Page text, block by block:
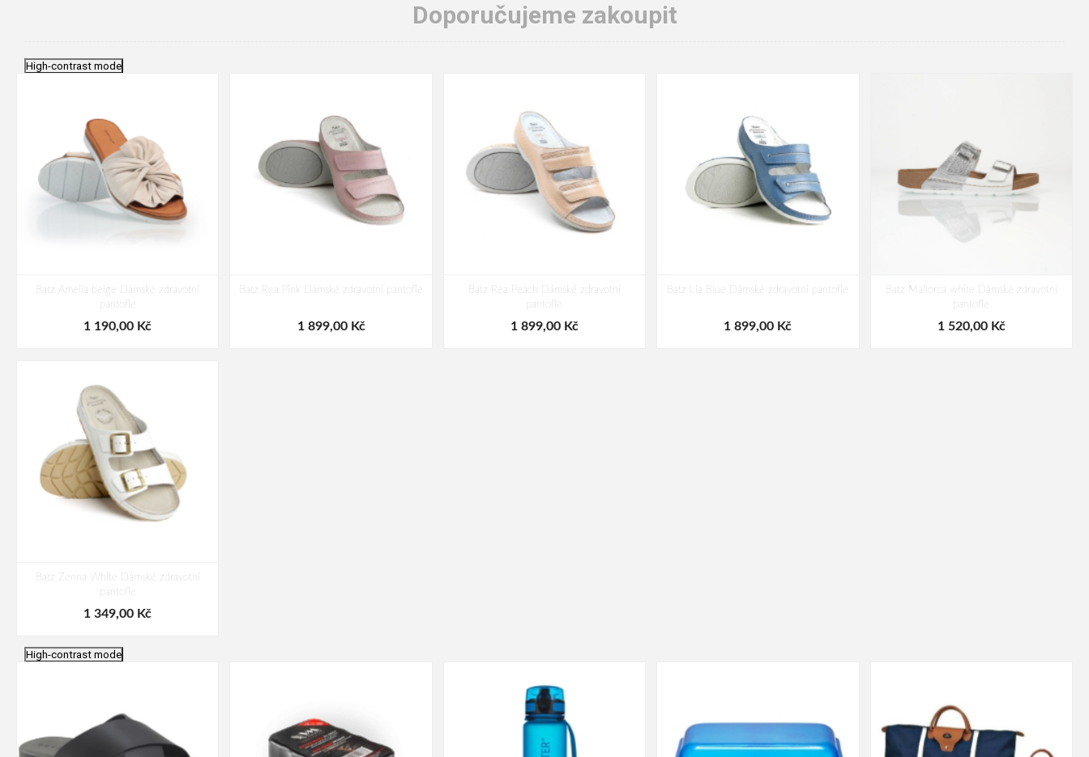
Doporučujeme zakoupit
High-contrast mode
Batz Amelia beige Dámské zdravotní
pantofle
1 190,00 Kč
Batz Rea Pink Dámské zdravotní pantofle
1 899,00 Kč
Batz Rea Peach Dámské zdravotní
pantofle
1 899,00 Kč
Batz Lia Blue Dámské zdravotní pantofle
1 899,00 Kč
Batz Mallorca white Dámské zdravotní
pantofle
1 520,00 Kč
Batz Zenna White Dámské zdravotní
pantofle
1 349,00 Kč
High-contrast mode